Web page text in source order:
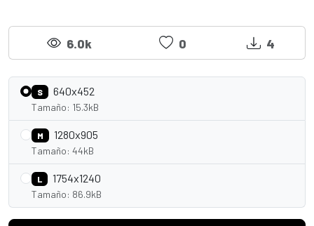
6.0k 0 4
S 640x452
Tamaño: 15.3kB
M 1280x905
Tamaño: 44kB
L 1754x1240
Tamaño: 86.9kB